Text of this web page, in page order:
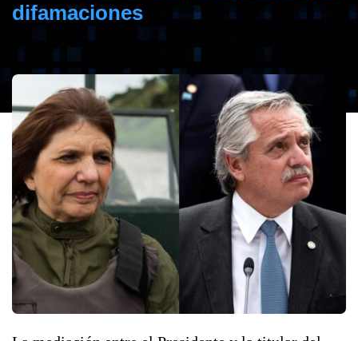
difamaciones
junio 19, 2021